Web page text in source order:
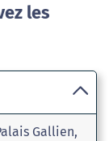
les
Gallien,